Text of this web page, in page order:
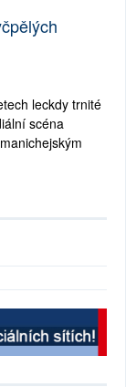
leckdy trnité
scéna